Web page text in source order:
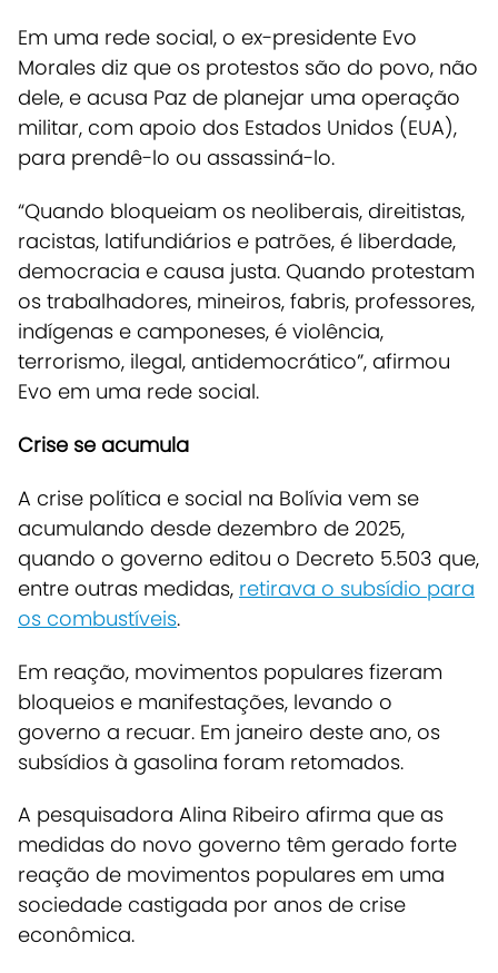
Em uma rede social, o ex-presidente Evo
Morales diz que os protestos são do povo, não
dele, e acusa Paz de planejar uma operação
militar, com apoio dos Estados Unidos (EUA),
para prendê-lo ou assassiná-lo.
“Quando bloqueiam os neoliberais, direitistas,
racistas, latifundiários e patrões, é liberdade,
democracia e causa justa. Quando protestam
os trabalhadores, mineiros, fabris, professores,
indígenas e camponeses, é violência,
terrorismo, ilegal, antidemocrático”, afirmou
Evo em uma rede social.
Crise se acumula
A crise política e social na Bolívia vem se
acumulando desde dezembro de 2025,
quando o governo editou o Decreto 5.503 que,
entre outras medidas, retirava o subsídio para
os combustíveis.
Em reação, movimentos populares fizeram
bloqueios e manifestações, levando o
governo a recuar. Em janeiro deste ano, os
subsídios à gasolina foram retomados.
A pesquisadora Alina Ribeiro afirma que as
medidas do novo governo têm gerado forte
reação de movimentos populares em uma
sociedade castigada por anos de crise
econômica.